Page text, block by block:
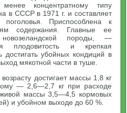
концентратному типу
в СССР в 1971 г. и составляет
Приспособлена к
содержания. Главные ее
породы, —
плодовитость и крепкая
достигать убойных кондиций в
мякотной части в туше.
достигает массы 1,8 кг
— 2,6—2,7 кг при расходе
массы 3,5—4,5 кормовых
и убойном выходе до 60 %.